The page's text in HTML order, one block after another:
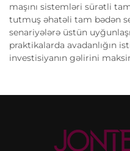
maşını sistemləri sürətli
tutmuş əhatəli tam bədən
senariyələrə üstün
praktikalarda avadanlığın
investisiyanın gəlirini